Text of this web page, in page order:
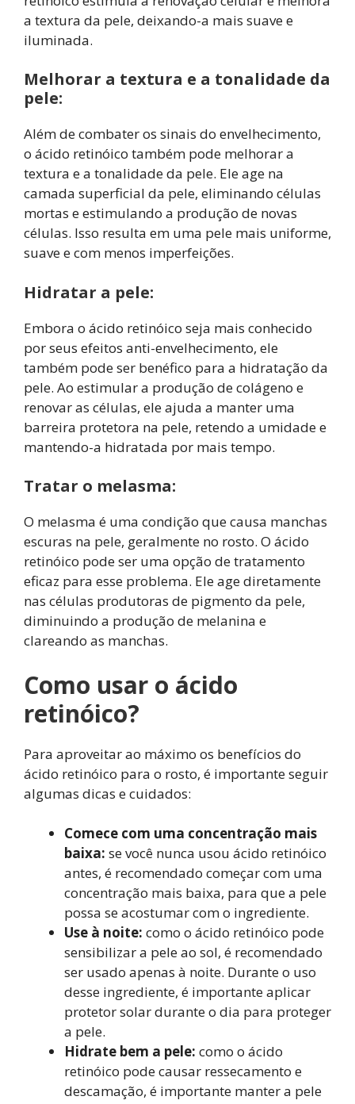
a textura da pele, deixando-a mais suave e
iluminada.
Melhorar a textura e a tonalidade da
pele:
Além de combater os sinais do envelhecimento,
o ácido retinóico também pode melhorar a
textura e a tonalidade da pele. Ele age na
camada superficial da pele, eliminando células
mortas e estimulando a produção de novas
células. Isso resulta em uma pele mais uniforme,
suave e com menos imperfeições.
Hidratar a pele:
Embora o ácido retinóico seja mais conhecido
por seus efeitos anti-envelhecimento, ele
também pode ser benéfico para a hidratação da
pele. Ao estimular a produção de colágeno e
renovar as células, ele ajuda a manter uma
barreira protetora na pele, retendo a umidade e
mantendo-a hidratada por mais tempo.
Tratar o melasma:
O melasma é uma condição que causa manchas
escuras na pele, geralmente no rosto. O ácido
retinóico pode ser uma opção de tratamento
eficaz para esse problema. Ele age diretamente
nas células produtoras de pigmento da pele,
diminuindo a produção de melanina e
clareando as manchas.
Como usar o ácido
retinóico?
Para aproveitar ao máximo os benefícios do
ácido retinóico para o rosto, é importante seguir
algumas dicas e cuidados:
Comece com uma concentração mais
baixa: se você nunca usou ácido retinóico
antes, é recomendado começar com uma
concentração mais baixa, para que a pele
possa se acostumar com o ingrediente.
Use à noite: como o ácido retinóico pode
sensibilizar a pele ao sol, é recomendado
ser usado apenas à noite. Durante o uso
desse ingrediente, é importante aplicar
protetor solar durante o dia para proteger
a pele.
Hidrate bem a pele: como o ácido
retinóico pode causar ressecamento e
descamação, é importante manter a pele